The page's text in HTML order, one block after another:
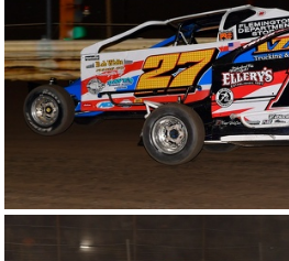
DSP 0299